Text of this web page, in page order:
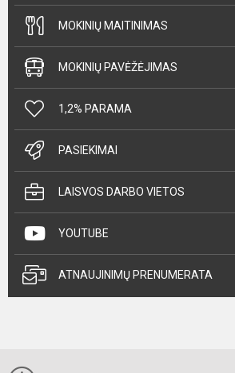
MOKINIŲ MAITINIMAS
MOKINIŲ PAVĖŽĖJIMAS
1,2% PARAMA
PASIEKIMAI
LAISVOS DARBO VIETOS
YOUTUBE
ATNAUJINIMŲ PRENUMERATA